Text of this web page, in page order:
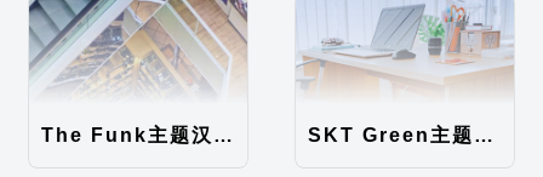
The Funk主题汉化包 SKT Green主题汉化包